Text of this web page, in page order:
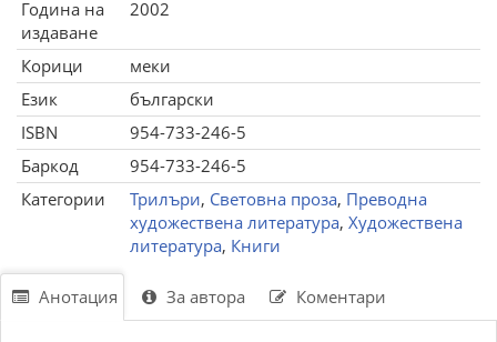
Година на
издаване
2002
Корици
меки
Език
български
ISBN
954-733-246-5
Баркод
954-733-246-5
Категории
Трилъри, Световна проза, Преводна
художествена литература, Художествена
литература, Книги
Анотация За автора Коментари